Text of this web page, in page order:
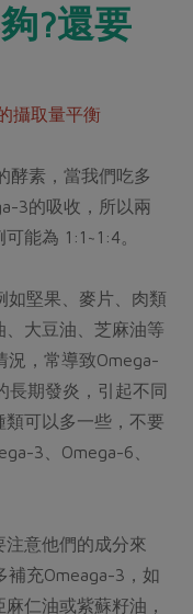
?還要
攝取量平衡
酵素，當我們吃多
3的吸收，所以兩
能為 1:1~1:4。
如堅果、麥片、肉類
大豆油、芝麻油等
況，常導致Omega-
長期發炎，引起不同
可以多一些，不要
3、Omega-6、
意他們的成分來
補充Omeaga-3，如
仁油或紫蘇籽油，